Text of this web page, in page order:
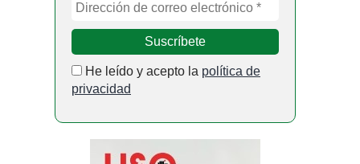
He leído y acepto la política de
privacidad